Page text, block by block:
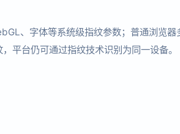
、字体等系统级指纹参数；普通浏览器
平台仍可通过指纹技术识别为同一设备。